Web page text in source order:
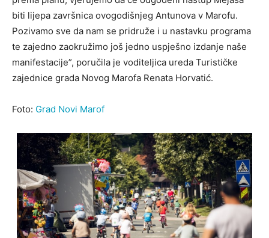
biti lijepa završnica ovogodišnjeg Antunova v Marofu.
Pozivamo sve da nam se pridruže i u nastavku programa
te zajedno zaokružimo još jedno uspješno izdanje naše
manifestacije”, poručila je voditeljica ureda Turističke
zajednice grada Novog Marofa Renata Horvatić.
Foto: Grad Novi Marof